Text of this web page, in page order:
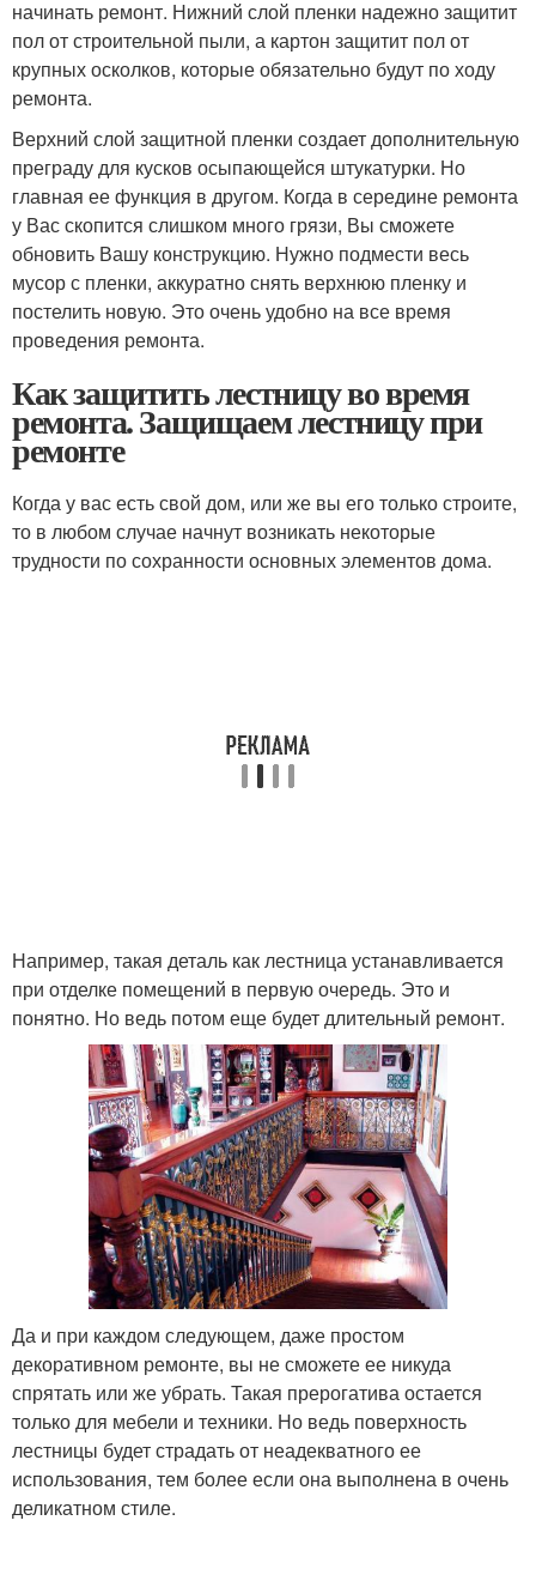
начинать ремонт. Нижний слой пленки надежно защитит
пол от строительной пыли, а картон защитит пол от
крупных осколков, которые обязательно будут по ходу
ремонта.
Верхний слой защитной пленки создает дополнительную
преграду для кусков осыпающейся штукатурки. Но
главная ее функция в другом. Когда в середине ремонта
у Вас скопится слишком много грязи, Вы сможете
обновить Вашу конструкцию. Нужно подмести весь
мусор с пленки, аккуратно снять верхнюю пленку и
постелить новую. Это очень удобно на все время
проведения ремонта.
Как защитить лестницу во время
ремонта. Защищаем лестницу при
ремонте
Когда у вас есть свой дом, или же вы его только строите,
то в любом случае начнут возникать некоторые
трудности по сохранности основных элементов дома.
Например, такая деталь как лестница устанавливается
при отделке помещений в первую очередь. Это и
понятно. Но ведь потом еще будет длительный ремонт.
Да и при каждом следующем, даже простом
декоративном ремонте, вы не сможете ее никуда
спрятать или же убрать. Такая прерогатива остается
только для мебели и техники. Но ведь поверхность
лестницы будет страдать от неадекватного ее
использования, тем более если она выполнена в очень
деликатном стиле.